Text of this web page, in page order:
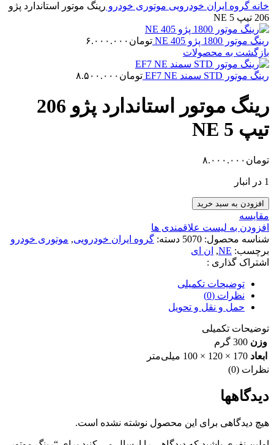
خانه گروه ایران خودرویی موتوری خودرو رینگ موتور استاندارد پژو
206 تیپ 5 NE
رینگ موتور 1800 پژو 405 NE تومان ۶.۰۰۰.۰۰۰
بازگشت به محصولات
رینگ موتور STD سمند EF7 NE تومان ۸.۵۰۰.۰۰۰
رینگ موتور استاندارد پژو 206
تیپ 5 NE
تومان ۸.۰۰۰.۰۰۰
1 در انبار
رینگ
موتور
استاندارد
پژو
206
تیپ
افزودن به سبد خرید
مقایسه
افزودن به لیست علاقمندی ها
شناسه محصول: 5070 دسته: گروه ایران خودرویی, موتوری خودرو
برچسب: NE
, ان ای
اشتراک گذاری :
توضیحات تکمیلی
نظرات (0)
حمل و نقل و تحویل
توضیحات تکمیلی
وزن 300 گرم
ابعاد 170 × 120 × 100 میلی‌متر
نظرات (0)
دیدگاهها
هیچ دیدگاهی برای این محصول نوشته نشده است.